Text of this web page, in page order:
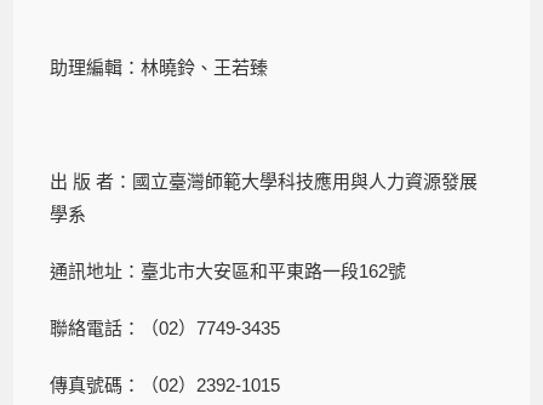
助理編輯：林曉鈴、王若臻
出 版 者：國立臺灣師範大學科技應用與人力資源發展
學系
通訊地址：臺北市大安區和平東路一段162號
聯絡電話：（02）7749-3435
傳真號碼：（02）2392-1015